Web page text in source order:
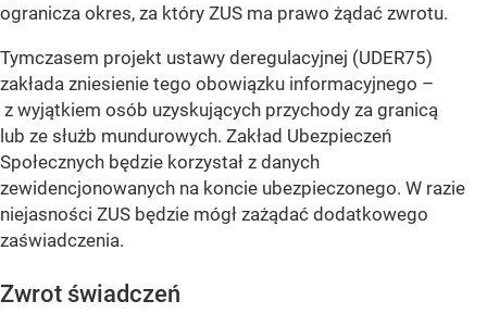
ogranicza okres, za który ZUS ma prawo żądać zwrotu.
Tymczasem projekt ustawy deregulacyjnej (UDER75)
zakłada zniesienie tego obowiązku informacyjnego –
z wyjątkiem osób uzyskujących przychody za granicą
lub ze służb mundurowych. Zakład Ubezpieczeń
Społecznych będzie korzystał z danych
zewidencjonowanych na koncie ubezpieczonego. W razie
niejasności ZUS będzie mógł zażądać dodatkowego
zaświadczenia.
Zwrot świadczeń